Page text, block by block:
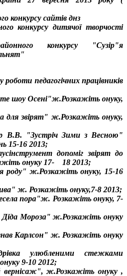
конкурсу сайтів днз
конкурсу дитячої творчості
конкурсу "Сузір"я
педагогічних працівників
шоу Осені"ж.Розкажіть онуку,
звірят" ж.Розкажіть онуку,
В.В. "Зустріч Зими з Весною"
15-16 2013;
допоміг звірят до
онуку 17- 18 2013;
роду" ж.Розкажіть онуку, 15-16
ж. Розкажіть онуку,7-8 2013;
пора"ж. Розкажіть онуку, 7-
Мороза" ж.Розкажіть онуку
Карлсон" ж. Розкажіть онуку
улюбленими стежками
9-10 2012;
ж.Розкажіть онуку ,